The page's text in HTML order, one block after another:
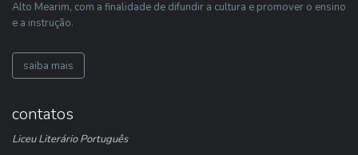
Alto Mearim, com a finalidade de difundir a cultura e promover o ensino
e a instrução.
saiba mais
contatos
Liceu Literário Português